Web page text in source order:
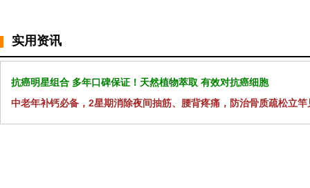
实用资讯
抗癌明星组合 多年口碑保证！天然植物萃取 有效对抗癌细胞
中老年补钙必备，2星期消除夜间抽筋、腰背疼痛，防治骨质疏松立竿